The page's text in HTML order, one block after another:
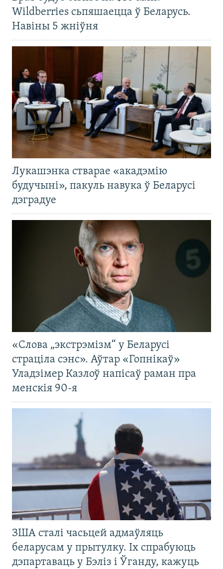
Wildberries сьпяшаецца ў Беларусь.
Навіны 5 жніўня
Лукашэнка стварае «акадэмію
будучыні», пакуль навука ў Беларусі
дэградуе
«Слова „экстрэмізм“ у Беларусі
страціла сэнс». Аўтар «Гопнікаў»
Уладзімер Казлоў напісаў раман пра
менскія 90-я
ЗША сталі часьцей адмаўляць
беларусам у прытулку. Іх спрабуюць
дэпартаваць у Бэліз і Ўганду, кажуць